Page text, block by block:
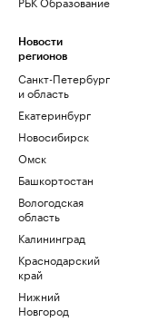
Новости
регионов
Санкт-Петербург
и область
Екатеринбург
Новосибирск
Омск
Башкортостан
Вологодская
область
Калининград
Краснодарский
край
Нижний
Новгород